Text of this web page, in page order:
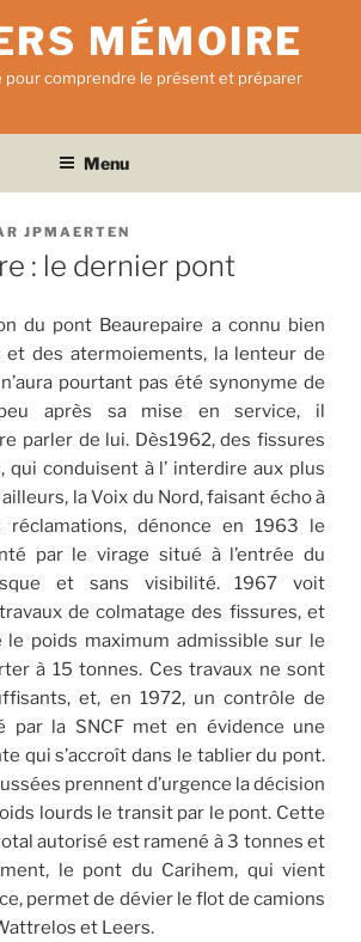
MÉMOIRE
pour comprendre le présent et préparer
Menu
JPMAERTEN
: le dernier pont
du pont Beaurepaire a connu bien
et des atermoiements, la lenteur de
pourtant pas été synonyme de
après sa mise en service, il
parler de lui. Dès1962, des fissures
qui conduisent à l’ interdire aux plus
la Voix du Nord, faisant écho à
réclamations, dénonce en 1963 le
par le virage situé à l’entrée du
et sans visibilité. 1967 voit
de colmatage des fissures, et
le poids maximum admissible sur le
à 15 tonnes. Ces travaux ne sont
et, en 1972, un contrôle de
par la SNCF met en évidence une
qui s’accroît dans le tablier du pont.
prennent d’urgence la décision
lourds le transit par le pont. Cette
autorisé est ramené à 3 tonnes et
le pont du Carihem, qui vient
permet de dévier le flot de camions
et Leers.